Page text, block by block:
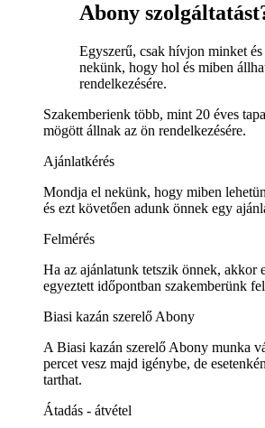
Abony
Egyszerű, csak hívjon minket
nekünk, hogy hol és miben
rendelkezésére.
Szakemberienk több, mint 20 éves
mögött állnak az ön rendelkezésére.
Ajánlatkérés
Mondja el nekünk, hogy miben
és ezt követően adunk önnek egy
Felmérés
Ha az ajánlatunk tetszik önnek, akkor
egyeztett időpontban szakemberünk
Biasi kazán szerelő Abony
A Biasi kazán szerelő Abony munka
percet vesz majd igénybe, de
tarthat.
Átadás - átvétel